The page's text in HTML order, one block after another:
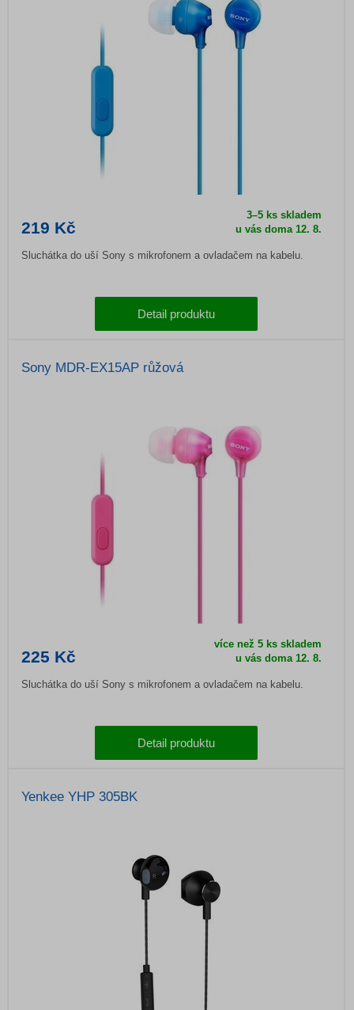
219 Kč
3–5 ks skladem
u vás doma12. 8.
Sluchátka do uší Sony s mikrofonem a ovladačem na kabelu.
Detail produktu
Sony MDR-EX15AP růžová
225 Kč
více než 5 ks skladem
u vás doma12. 8.
Sluchátka do uší Sony s mikrofonem a ovladačem na kabelu.
Detail produktu
Yenkee YHP 305BK